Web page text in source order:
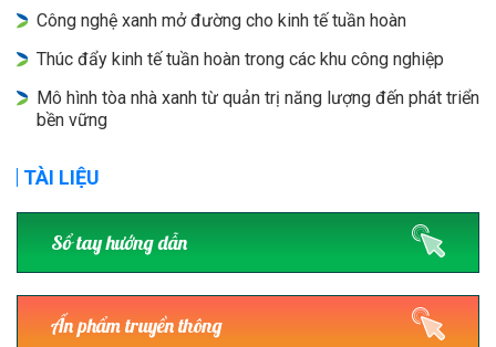
Công nghệ xanh mở đường cho kinh tế tuần hoàn
Thúc đẩy kinh tế tuần hoàn trong các khu công nghiệp
Mô hình tòa nhà xanh từ quản trị năng lượng đến phát triển
bền vững
TÀI LIỆU
Sổ tay hướng dẫn
Ấn phẩm truyền thông